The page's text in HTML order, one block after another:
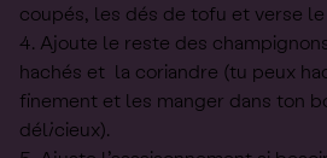
coupés, les dés de tofu et verse
Ajoute le reste des
hachés et la coriandre (tu peux
finement et les manger dans ton
délicieux).